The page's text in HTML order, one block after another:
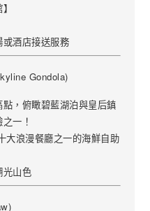
酒店接送服務
Gondola)
，俯瞰碧藍湖泊與皇后鎮
一！
大浪漫餐廳之一的海鮮自助
光山色